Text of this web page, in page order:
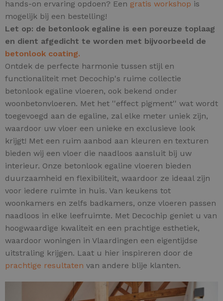
hands-on ervaring opdoen? Een gratis workshop is
mogelijk bij een bestelling!
Let op: de betonlook egaline is een poreuze toplaag
en dient afgedicht te worden met bijvoorbeeld de
betonlook coating.
Ontdek de perfecte harmonie tussen stijl en
functionaliteit met Decochip's ruime collectie
betonlook egaline vloeren, ook bekend onder
woonbetonvloeren. Met het ''effect pigment'' wat wordt
toegevoegd aan de egaline, zal elke meter uniek zijn,
waardoor uw vloer een unieke en exclusieve look
krijgt! Met een ruim aanbod aan kleuren en texturen
bieden wij een vloer die naadloos aansluit bij uw
interieur. Onze betonlook egaline vloeren bieden
duurzaamheid en flexibiliteit, waardoor ze ideaal zijn
voor iedere ruimte in huis. Van keukens tot
woonkamers en zelfs badkamers, onze vloeren passen
naadloos in elke leefruimte. Met Decochip geniet u van
hoogwaardige kwaliteit en een prachtige esthetiek,
waardoor woningen in Vlaardingen een eigentijdse
uitstraling krijgen. Laat u hier inspireren door de
prachtige resultaten van andere blije klanten.